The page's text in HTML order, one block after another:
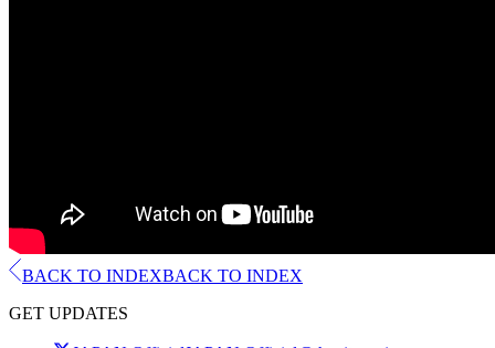
BACK TO INDEXBACK TO INDEX
GET UPDATES